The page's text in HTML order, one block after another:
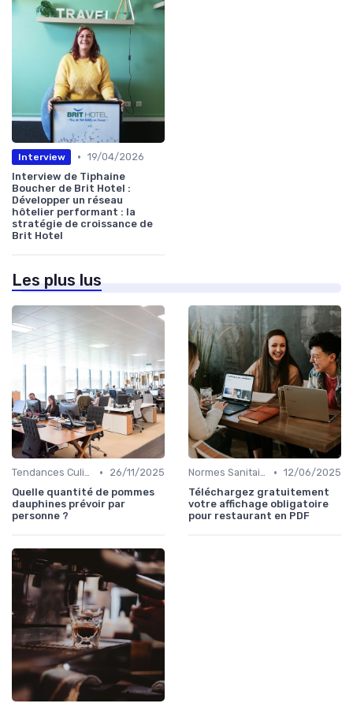
Interview • 19/04/2026
Interview de Tiphaine
Boucher de Brit Hotel :
Développer un réseau
hôtelier performant : la
stratégie de croissance de
Brit Hotel
Les plus lus
Tendances Culinaire •
26/11/2025
Quelle quantité de pommes
dauphines prévoir par
personne ?
Normes Sanitaires • 12/06/2025
Téléchargez gratuitement
votre affichage obligatoire
pour restaurant en PDF